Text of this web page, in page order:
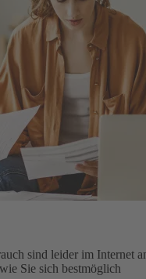
sind leider im Internet
Sie sich bestmöglich